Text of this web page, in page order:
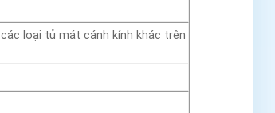
loại tủ mát cánh kính khác trên